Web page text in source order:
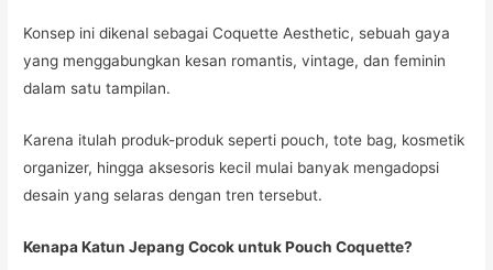
Konsep ini dikenal sebagai Coquette Aesthetic, sebuah gaya
yang menggabungkan kesan romantis, vintage, dan feminin
dalam satu tampilan.
Karena itulah produk-produk seperti pouch, tote bag, kosmetik
organizer, hingga aksesoris kecil mulai banyak mengadopsi
desain yang selaras dengan tren tersebut.
Kenapa Katun Jepang Cocok untuk Pouch Coquette?